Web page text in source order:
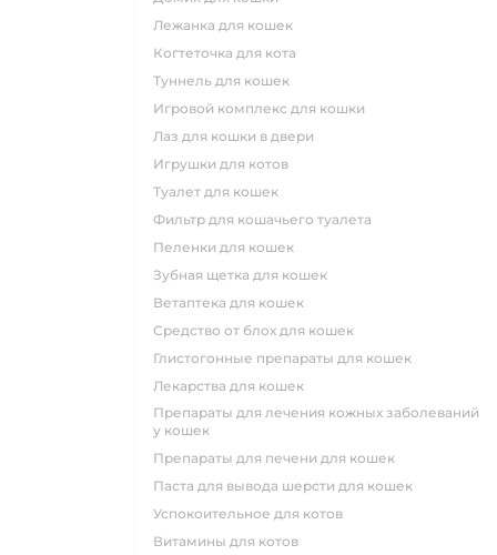
лежанка для кошек
когтеточка для кота
туннель для кошек
игровой комплекс для кошки
лаз для кошки в двери
игрушки для котов
туалет для кошек
фильтр для кошачьего туалета
пеленки для кошек
зубная щетка для кошек
ветаптека для кошек
средство от блох для кошек
глистогонные препараты для кошек
лекарства для кошек
препараты для лечения кожных заболеваний
у кошек
препараты для печени для кошек
паста для вывода шерсти для кошек
успокоительное для котов
витамины для котов